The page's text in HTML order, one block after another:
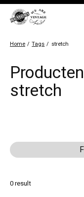
Home / Tags / stretch
stretch
0result